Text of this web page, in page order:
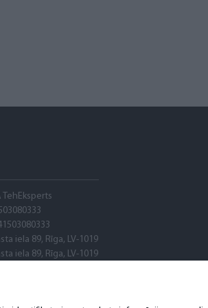
TehEksperts
iela 89, Rīga, LV-1019
iela 89, Rīga, LV-1019